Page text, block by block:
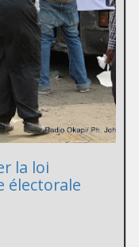
la loi
électorale